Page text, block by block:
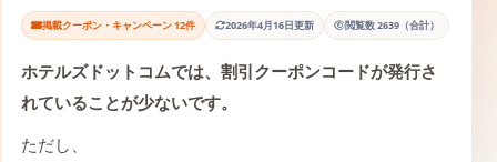
掲載クーポン・キャンペーン 12件 2026年4月16日更新 閲覧数 2639（合計）
ホテルズドットコムでは、割引クーポンコードが発行さ
れていることが少ないです。
ただし、